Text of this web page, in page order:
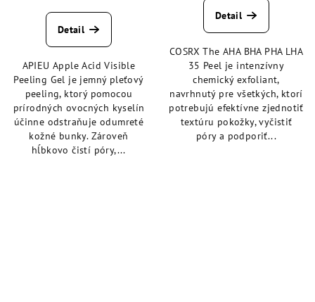
hodnotenie
produktu
z
5
hviezdičiek.
Detail
APIEU Apple Acid Visible
Peeling Gel je jemný pleťový
peeling, ktorý pomocou
prírodných ovocných kyselín
účinne odstraňuje odumreté
kožné bunky. Zároveň
hĺbkovo čistí póry,...
Detail
COSRX The AHA BHA PHA LHA
35 Peel je intenzívny
chemický exfoliant,
navrhnutý pre všetkých, ktorí
potrebujú efektívne zjednotiť
textúru pokožky, vyčistiť
póry a podporiť...